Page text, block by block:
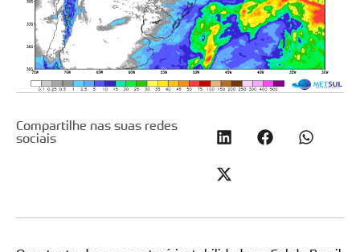
Compartilhe nas suas redes
sociais